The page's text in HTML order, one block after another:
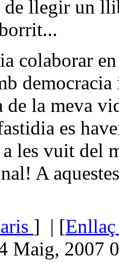
de llegir un
colaborar
de la meva
es
les vuit del
A
] | [Enllaç
Maig, 2007